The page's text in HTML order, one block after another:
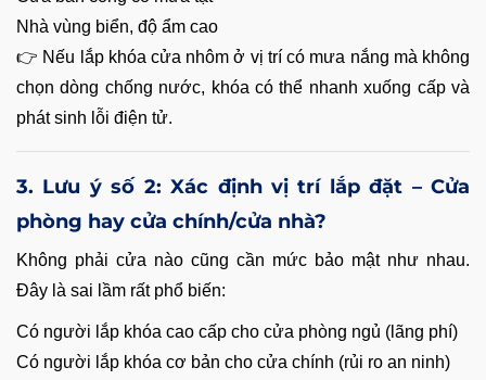
Nhà vùng biển, độ ẩm cao
👉 Nếu lắp khóa cửa nhôm ở vị trí có mưa nắng mà không
chọn dòng chống nước, khóa có thể nhanh xuống cấp và
phát sinh lỗi điện tử.
3. Lưu ý số 2: Xác định vị trí lắp đặt – Cửa
phòng hay cửa chính/cửa nhà?
Không phải cửa nào cũng cần mức bảo mật như nhau.
Đây là sai lầm rất phổ biến:
Có người lắp khóa cao cấp cho cửa phòng ngủ (lãng phí)
Có người lắp khóa cơ bản cho cửa chính (rủi ro an ninh)